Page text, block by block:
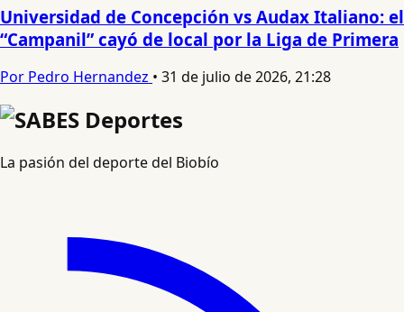
Universidad de Concepción vs Audax Italiano: el
“Campanil” cayó de local por la Liga de Primera
Por Pedro Hernandez • 31 de julio de 2026, 21:28
La pasión del deporte del Biobío